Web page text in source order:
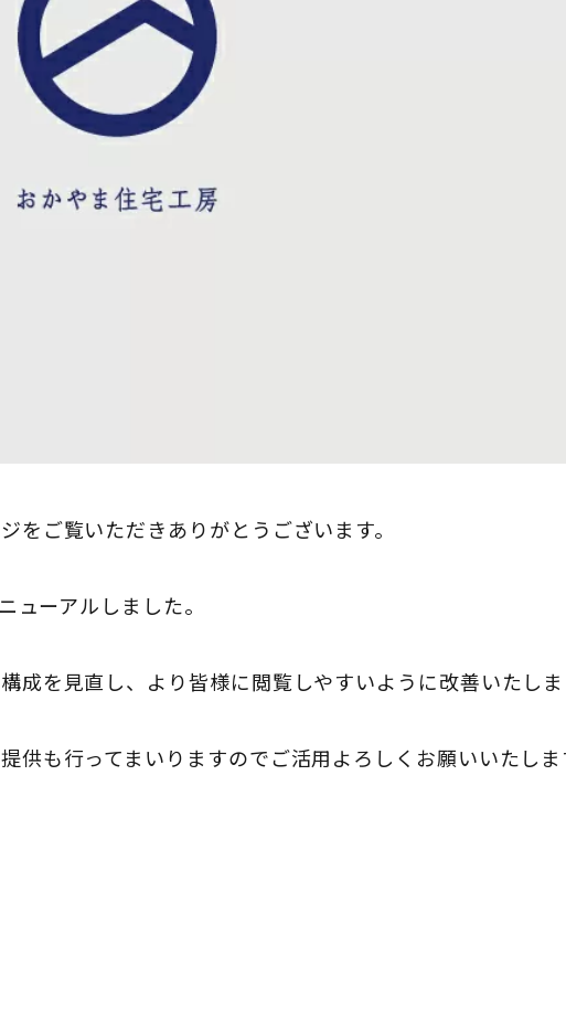
をご覧いただきありがとうございます。
ーアルしました。
成を見直し、より皆様に閲覧しやすいように改善いたしま
も行ってまいりますのでご活用よろしくお願いいたしま